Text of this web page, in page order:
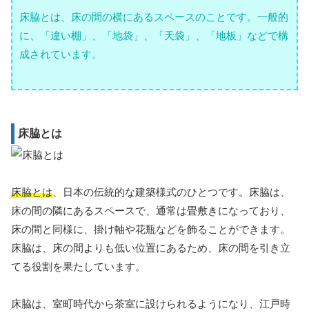
床脇とは、床の間の横にあるスペースのことです。一般的
に、「違い棚」、「地袋」、「天袋」、「地板」などで構
成されています。
床脇とは
床脇とは 、日本の伝統的な建築様式のひとつです。床脇は、
床の間の隣にあるスペースで、通常は畳敷きになっており、
床の間と同様に、掛け軸や花瓶などを飾ることができます。
床脇は、床の間よりも低い位置にあるため、床の間を引き立
てる役割を果たしています。
床脇は、室町時代から茶室に設けられるようになり、江戸時